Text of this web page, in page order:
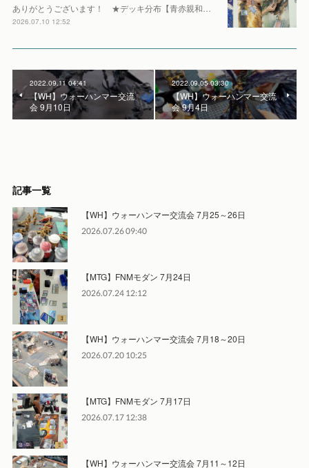
ありがとうございます！ ★デッキ分布【青赤親和…
2026.07.10 12:52
2022.09.11 04:41
【WH】ウォーハンマー交流
会 9月10日
2022.09.05 03:30
【WH】ウォーハンマー交流
会 9月4日
記事一覧
【WH】ウォーハンマー交流会 7月25～26日
2026.07.26 09:40
【MTG】FNMモダン 7月24日
2026.07.24 12:12
【WH】ウォーハンマー交流会 7月18～20日
2026.07.20 10:25
【MTG】FNMモダン 7月17日
2026.07.17 12:38
【WH】ウォーハンマー交流会 7月11～12日